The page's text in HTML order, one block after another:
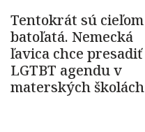
Tentokrát sú cieľom
batoľatá. Nemecká
ľavica chce presadiť
LGTBT agendu v
materských školách